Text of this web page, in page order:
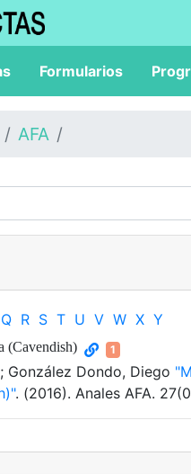
Formularios
AFA
Q R S T U V W X Y
(Cavendish) 1
González Dondo, Diego
. (2016). Anales AFA.